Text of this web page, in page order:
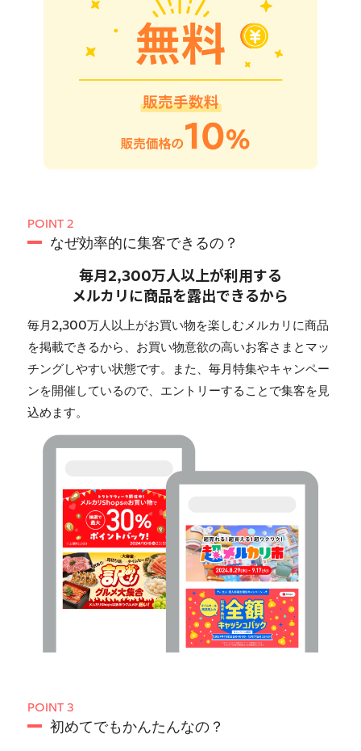
POINT 2
なぜ効率的に集客できるの？
毎月2,300万人以上が利用する
メルカリに商品を露出できるから
毎月2,300万人以上がお買い物を楽しむメルカリに商品
を掲載できるから、お買い物意欲の高いお客さまとマッ
チングしやすい状態です。また、毎月特集やキャンペー
ンを開催しているので、エントリーすることで集客を見
込めます。
POINT 3
初めてでもかんたんなの？